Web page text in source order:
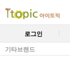
로그인
기타브랜드